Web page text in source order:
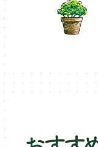
オレガノ・ハーブ苗
ラベンダー・ハーブ苗
ブリキ製プランター
テーブル・チェア・ベンチ